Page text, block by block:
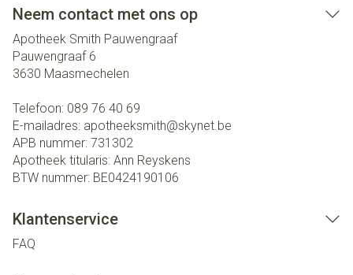
Neem contact met ons op
Apotheek Smith Pauwengraaf
Pauwengraaf 6
3630 Maasmechelen
Telefoon: 089 76 40 69
E-mailadres: apotheeksmith@skynet.be
APB nummer: 731302
Apotheek titularis: Ann Reyskens
BTW nummer: BE0424190106
Klantenservice
FAQ